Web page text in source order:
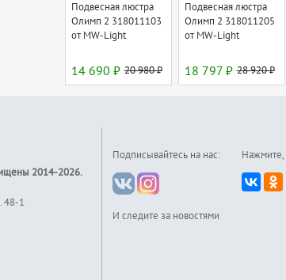
Подвесная люстра
Олимп 2 318011103
от MW-Light
14 690 ₽ 20 980 ₽
Подвесная люстра
Олимп 2 318011205
от MW-Light
18 797 ₽ 28 920 ₽
2014-2026.
48-1
Подписывайтесь на нас:
И следите за новостями
Нажмите,